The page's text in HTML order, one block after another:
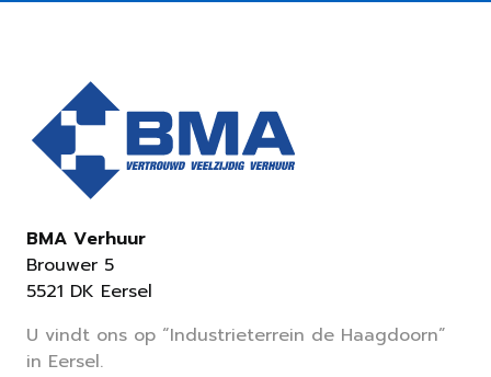
BMA Verhuur
Brouwer 5
5521 DK Eersel
U vindt ons op “Industrieterrein de Haagdoorn”
in Eersel.